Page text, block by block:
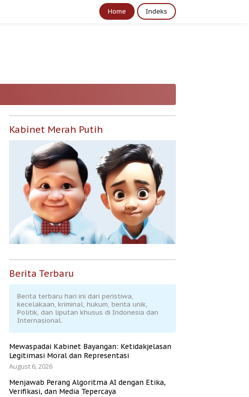
Home Indeks
Kabinet Merah Putih
Berita Terbaru
Berita terbaru hari ini dari peristiwa,
kecelakaan, kriminal, hukum, berita unik,
Politik, dan liputan khusus di Indonesia dan
Internasional.
Mewaspadai Kabinet Bayangan: Ketidakjelasan
Legitimasi Moral dan Representasi
August 6, 2026
Menjawab Perang Algoritma AI dengan Etika,
Verifikasi, dan Media Tepercaya